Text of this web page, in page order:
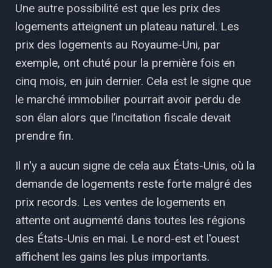
Une autre possibilité est que les prix des
logements atteignent un plateau naturel. Les
prix des logements au Royaume-Uni, par
exemple, ont chuté pour la première fois en
cinq mois, en juin dernier. Cela est le signe que
le marché immobilier pourrait avoir perdu de
son élan alors que l’incitation fiscale devait
prendre fin.
Il n'y a aucun signe de cela aux États-Unis, où la
demande de logements reste forte malgré des
prix records. Les ventes de logements en
attente ont augmenté dans toutes les régions
des États-Unis en mai. Le nord-est et l'ouest
affichent les gains les plus importants.